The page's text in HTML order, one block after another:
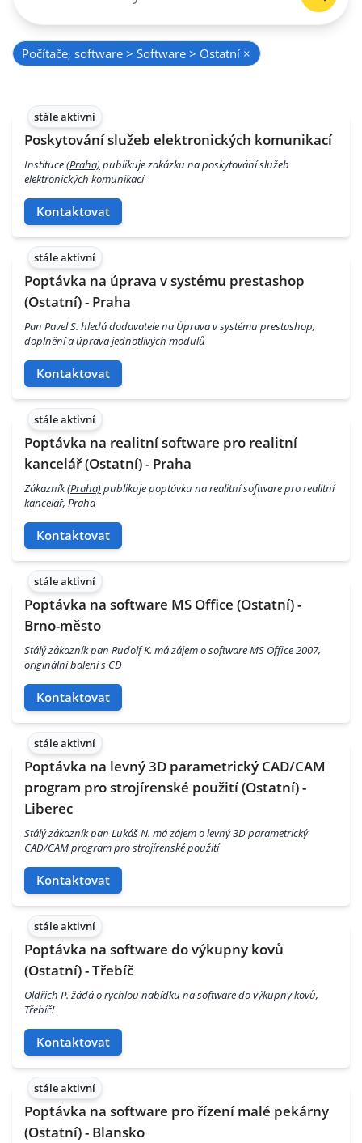
Počítače, software > Software > Ostatní ×
stále aktivní
Poskytování služeb elektronických komunikací
Instituce(Praha)publikuje zakázku na poskytování služeb
elektronických komunikací
Kontaktovat
stále aktivní
Poptávka na úprava v systému prestashop
(Ostatní) - Praha
Pan Pavel S. hledá dodavatele na Úprava v systému prestashop,
doplnění a úprava jednotlivých modulů
Kontaktovat
stále aktivní
Poptávka na realitní software pro realitní
kancelář (Ostatní) - Praha
Zákazník(Praha)publikuje poptávku na realitní software pro realitní
kancelář, Praha
Kontaktovat
stále aktivní
Poptávka na software MS Office (Ostatní) -
Brno-město
Stálý zákazník pan Rudolf K. má zájem o software MS Office 2007,
originální balení s CD
Kontaktovat
stále aktivní
Poptávka na levný 3D parametrický CAD/CAM
program pro strojírenské použití (Ostatní) -
Liberec
Stálý zákazník pan Lukáš N. má zájem o levný 3D parametrický
CAD/CAM program pro strojírenské použití
Kontaktovat
stále aktivní
Poptávka na software do výkupny kovů
(Ostatní) - Třebíč
Oldřich P. žádá o rychlou nabídku na software do výkupny kovů,
Třebíč!
Kontaktovat
stále aktivní
Poptávka na software pro řízení malé pekárny
(Ostatní) - Blansko